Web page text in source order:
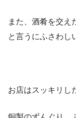
また、酒肴を交え
と言うにふさわし
お店はスッキリし